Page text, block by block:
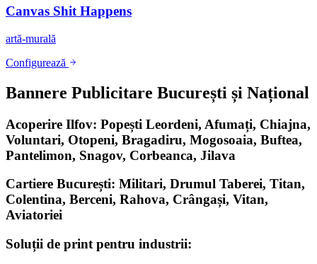
Canvas Shit Happens
artă-murală
Configurează
Bannere Publicitare București și Național
Acoperire Ilfov: Popești Leordeni, Afumați, Chiajna,
Voluntari, Otopeni, Bragadiru, Mogosoaia, Buftea,
Pantelimon, Snagov, Corbeanca, Jilava
Cartiere București: Militari, Drumul Taberei, Titan,
Colentina, Berceni, Rahova, Crângași, Vitan,
Aviatoriei
Soluții de print pentru industrii: